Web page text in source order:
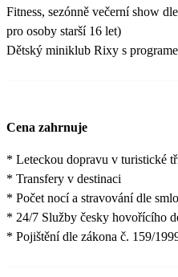
Fitness, sezónně večerní show
pro osoby starší 16 let)
Dětský miniklub Rixy s
Cena zahrnuje
* Leteckou dopravu v turistické
* Transfery v destinaci
* Počet nocí a stravování dle
* 24/7 Služby česky hovořícího
* Pojištění dle zákona č. 159/